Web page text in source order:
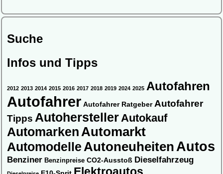
Suche
Infos und Tipps
2012 2013 2014 2015 2016 2017 2018 2019 2024 2025 Autofahren
Autofahrer Autofahrer Ratgeber Autofahrer
Tipps AutoherstellerAutokauf
Automarken Automarkt
Automodelle AutoneuheitenAutos
Benziner Benzinpreise CO2-Ausstoß Dieselfahrzeug